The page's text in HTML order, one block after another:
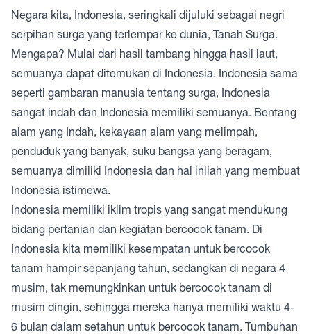
Negara kita, Indonesia, seringkali dijuluki sebagai negri
serpihan surga yang terlempar ke dunia, Tanah Surga.
Mengapa? Mulai dari hasil tambang hingga hasil laut,
semuanya dapat ditemukan di Indonesia. Indonesia sama
seperti gambaran manusia tentang surga, Indonesia
sangat indah dan Indonesia memiliki semuanya. Bentang
alam yang Indah, kekayaan alam yang melimpah,
penduduk yang banyak, suku bangsa yang beragam,
semuanya dimiliki Indonesia dan hal inilah yang membuat
Indonesia istimewa.
Indonesia memiliki iklim tropis yang sangat mendukung
bidang pertanian dan kegiatan bercocok tanam. Di
Indonesia kita memiliki kesempatan untuk bercocok
tanam hampir sepanjang tahun, sedangkan di negara 4
musim, tak memungkinkan untuk bercocok tanam di
musim dingin, sehingga mereka hanya memiliki waktu 4-
6 bulan dalam setahun untuk bercocok tanam. Tumbuhan